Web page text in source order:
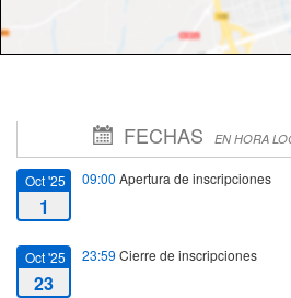
FECHAS EN HORA
Oct '25
1
09:00 Apertura de inscripciones
Oct '25
23
23:59 Cierre de inscripciones